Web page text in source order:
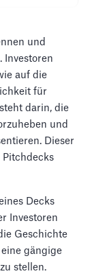
und
Investoren
auf die
für
darin, die
und
Dieser
Decks
Investoren
Geschichte
gängige
stellen.